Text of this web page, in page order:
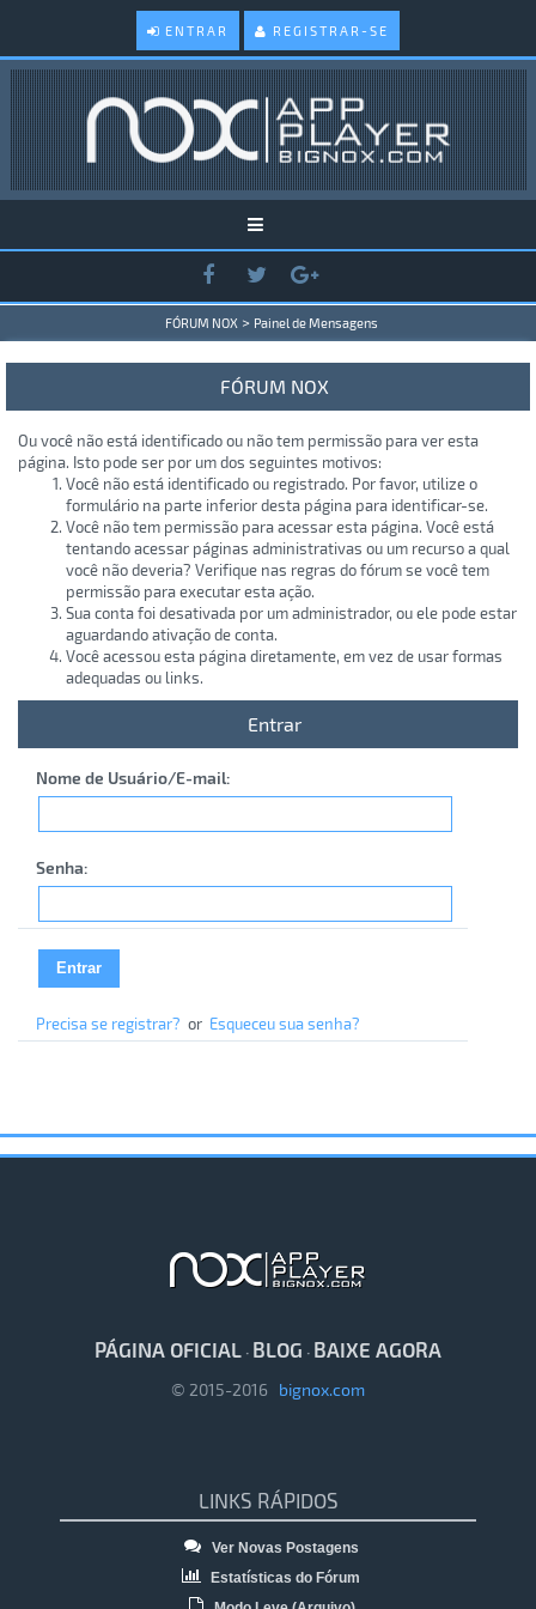
ENTRAR REGISTRAR-SE
FÓRUM NOX > Painel de Mensagens
FÓRUM NOX
Ou você não está identificado ou não tem permissão para ver esta
página. Isto pode ser por um dos seguintes motivos:
Você não está identificado ou registrado. Por favor, utilize o
formulário na parte inferior desta página para identificar-se.
Você não tem permissão para acessar esta página. Você está
tentando acessar páginas administrativas ou um recurso a qual
você não deveria? Verifique nas regras do fórum se você tem
permissão para executar esta ação.
Sua conta foi desativada por um administrador, ou ele pode estar
aguardando ativação de conta.
Você acessou esta página diretamente, em vez de usar formas
adequadas ou links.
Entrar
Nome de Usuário/E-mail:
Senha:
Precisa se registrar? or Esqueceu sua senha?
PÁGINA OFICIAL · BLOG · BAIXE AGORA
© 2015-2016 bignox.com
LINKS RÁPIDOS
Ver Novas Postagens
Estatísticas do Fórum